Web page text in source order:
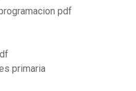
pdf
primaria